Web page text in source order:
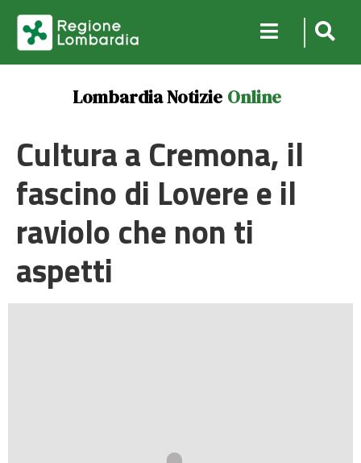
Lombardia Notizie Online
Cultura a Cremona, il
fascino di Lovere e il
raviolo che non ti
aspetti